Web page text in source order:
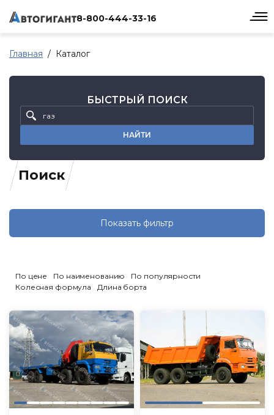
8-800-444-33-16
Главная Каталог
Поиск
БЫСТРЫЙ ПОИСК
НАЙТИ
Показать фильтр
По цене По наименованию
По популярности
Колесная формула
Длина борта